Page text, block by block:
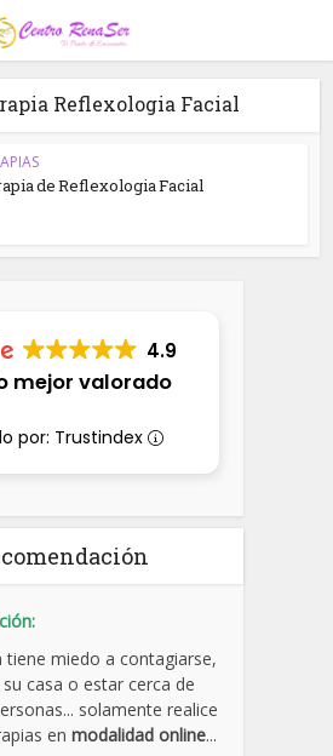
Reflexologia Facial
de Reflexologia Facial
4.9
mejor valorado
por: Trustindex
tiene miedo a contagiarse,
casa o estar cerca de
solamente realice
en modalidad online...